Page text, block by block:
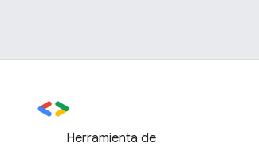
Herramienta de